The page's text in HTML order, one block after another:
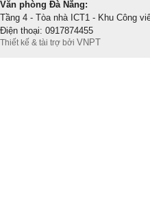
Văn phòng Đà Nẵng:
Tầng 4 - Tòa nhà ICT1 - Khu Công
Điện thoại: 0917874455
Thiết kế & tài trợ bởi VNPT